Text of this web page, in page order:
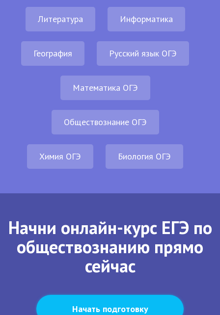
Литература Информатика
География Русский язык ОГЭ
Математика ОГЭ
Обществознание ОГЭ
Химия ОГЭ Биология ОГЭ
Начни онлайн-курс ЕГЭ по
обществознанию прямо
сейчас
Начать подготовку